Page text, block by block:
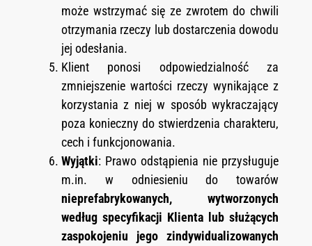
może wstrzymać się ze zwrotem do chwili
otrzymania rzeczy lub dostarczenia dowodu
jej odesłania.
Klient ponosi odpowiedzialność za
zmniejszenie wartości rzeczy wynikające z
korzystania z niej w sposób wykraczający
poza konieczny do stwierdzenia charakteru,
cech i funkcjonowania.
Wyjątki: Prawo odstąpienia nie przysługuje
m.in. w odniesieniu do towarów
nieprefabrykowanych, wytworzonych
według specyfikacji Klienta lub służących
zaspokojeniu jego zindywidualizowanych